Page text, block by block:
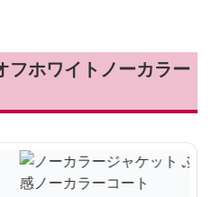
フホワイトノーカラー